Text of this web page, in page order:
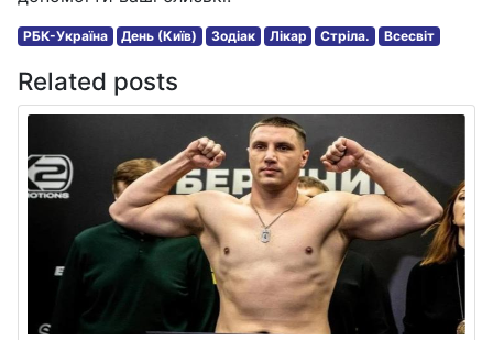
РБК-Україна День (Київ) Зодіак Лікар Стріла. Всесвіт
Related posts